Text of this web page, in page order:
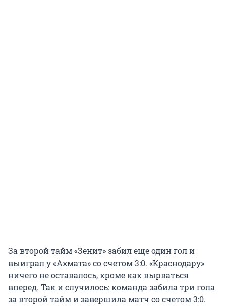
За второй тайм «Зенит» забил еще один гол и
выиграл у «Ахмата» со счетом 3:0. «Краснодару»
ничего не оставалось, кроме как вырваться
вперед. Так и случилось: команда забила три гола
за второй тайм и завершила матч со счетом 3:0.